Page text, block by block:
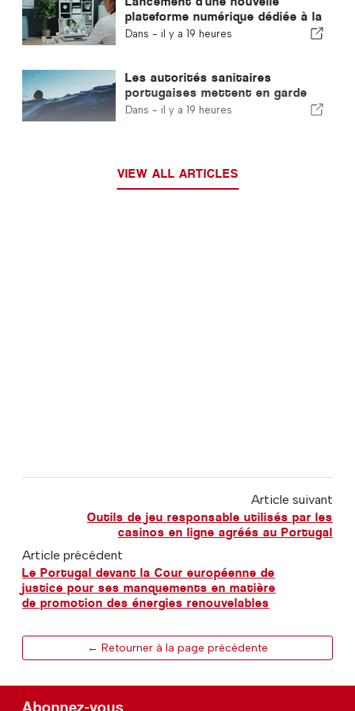
plateforme numérique dédiée à la
santé au Portugal
Dans - il y a 19 heures
Les autorités sanitaires
portugaises mettent en garde
contre les risques de noyade
Dans - il y a 19 heures
VIEW ALL ARTICLES
Article suivant
Outils de jeu responsable utilisés par les
casinos en ligne agréés au Portugal
Article précédent
Le Portugal devant la Cour européenne de
justice pour ses manquements en matière
de promotion des énergies renouvelables
← Retourner à la page précédente
Abonnez-vous